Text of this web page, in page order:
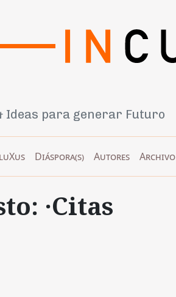
Ideas para generar Futuro
Diáspora(s) Autores Archivo
·Citas